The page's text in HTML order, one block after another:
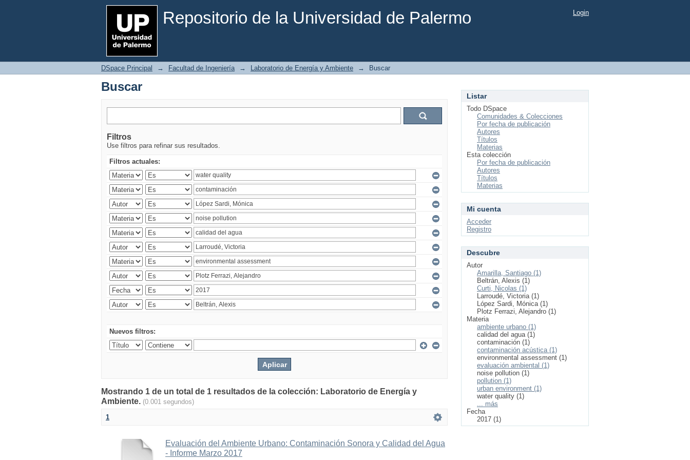
Repositorio de la Universidad de Palermo
Buscar Login
DSpace Principal → Facultad de Ingeniería → Laboratorio de Energía y Ambiente → Buscar
Buscar
Filtros
Use filtros para refinar sus resultados.
Filtros actuales:
Nuevos filtros:
Mostrando 1 de un total de 1 resultados de la colección: Laboratorio de Energía y
Ambiente. (0.001 segundos)
1
Evaluación del Ambiente Urbano: Contaminación Sonora y Calidad del Agua
- Informe Marzo 2017
Listar
Todo DSpace
Comunidades & Colecciones
Por fecha de publicación
Autores
Títulos
Materias
Esta colección
Por fecha de publicación
Autores
Títulos
Materias
Mi cuenta
Acceder
Registro
Descubre
Autor
Amarilla, Santiago (1)
Beltrán, Alexis (1)
Curti, Nicolas (1)
Larroudé, Victoria (1)
López Sardi, Mónica (1)
Plotz Ferrazi, Alejandro (1)
Materia
ambiente urbano (1)
calidad del agua (1)
contaminación (1)
contaminación acústica (1)
environmental assessment (1)
evaluación ambiental (1)
noise pollution (1)
pollution (1)
urban environment (1)
water quality (1)
... más
Fecha
2017 (1)